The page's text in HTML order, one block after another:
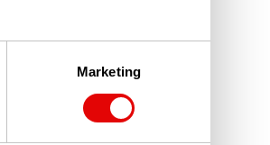
Marketing